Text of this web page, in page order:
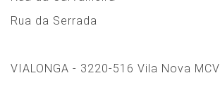
Rua da Serrada
VIALONGA - 3220-516 Vila Nova MCV